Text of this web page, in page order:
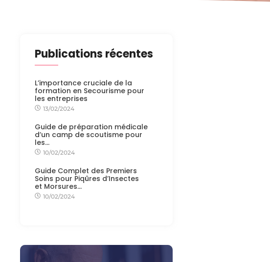
Publications récentes
L’importance cruciale de la
formation en Secourisme pour
les entreprises
13/02/2024
Guide de préparation médicale
d’un camp de scoutisme pour
les…
10/02/2024
Guide Complet des Premiers
Soins pour Piqûres d’Insectes
et Morsures…
10/02/2024